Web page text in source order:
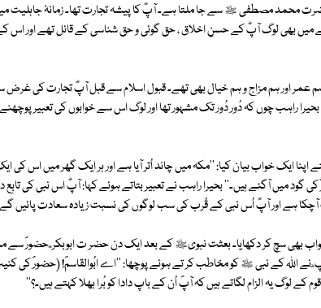
محمد مصطفی ﷺ سے جا ملتا ہے۔ آپؓ کا پیشہ تجارت تھا۔ زمانۂ جاہلیت
میں بھی لوگ آپؓ کے حسنِ اخلاق ، حق گوئی و حق شناسی کے قائل تھے اور اس
ہم عمر اور ہم مزاج و ہم خیال بھی تھے۔ قبول اسلام سے قبل آپؓ تجارت کی
راہب چوں کہ دُور دُور تک مشہور تھا اور لوگ اس سے خوابوں کی تعبیر
ایک خواب بیان کیا: ''مکہ میں چاند اُتر آیا ہے اور ہر ایک گھر میں اس
گود میں آگئے ہیں۔'' بحیرا راہب نے تعبیر بتاتے ہوئے کہا: آپؓ اس نبی کی
آچکا ہے اور آپؓ اُس نبی کے قُرب کی سب لوگوں کی نسبت زیادہ سعادت پائیں
بھی سچ کر دکھایا۔ بعثت نبویﷺ کے بعد ایک دن حضر ت ابوبکر ؓ حضورؐ سے
نے اﷲ کے نبی ﷺ کو مخاطب کر تے ہوئے پوچھا: ''اے ابُوالقاسمؐ! (حضورؐ کی
کے لوگ یہ الزام لگاتے ہیں کہ آپؐ اُن کے باپ دادا کو بُرا بھلا کہتے ہیں۔؟''